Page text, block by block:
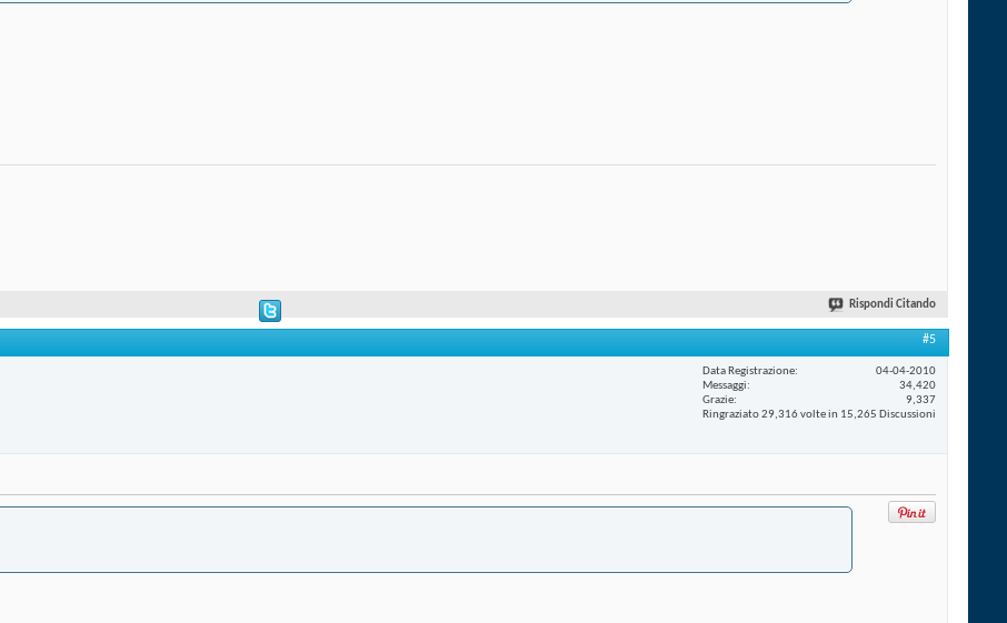
Rispondi Citando
#5
Data Registrazione
04-04-2010
Messaggi
34,420
Grazie
9,337
Ringraziato 29,316 volte in 15,265 Discussioni